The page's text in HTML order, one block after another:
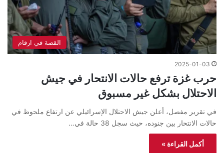
القصة في ارقام
2025-01-03
حرب غزة ترفع حالات الانتحار في جيش
الاحتلال بشكل غير مسبوق
في تقرير مفصل، أعلن جيش الاحتلال الإسرائيلي عن ارتفاع ملحوظ في
حالات الانتحار بين جنوده، حيث سجل 38 حالة في…
أكمل القراءة »